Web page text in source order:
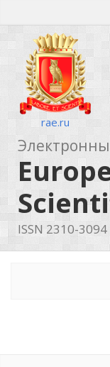
rae.ru
ISSN 2310-3094